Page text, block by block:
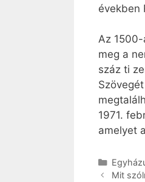
években
Az
meg a
száz ti
1971.
amelyet
Mit